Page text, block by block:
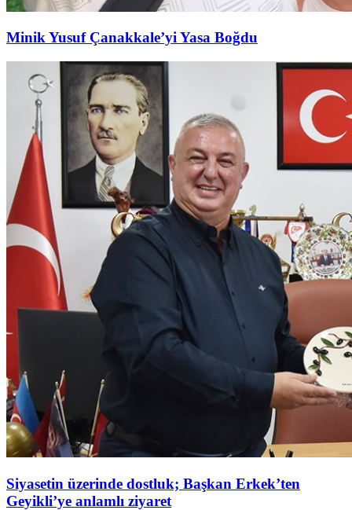
Minik Yusuf Çanakkale’yi Yasa Boğdu
Siyasetin üzerinde dostluk; Başkan Erkek’ten
Geyikli’ye anlamlı ziyaret